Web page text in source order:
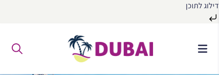
דילוג לתוכן
התוכן